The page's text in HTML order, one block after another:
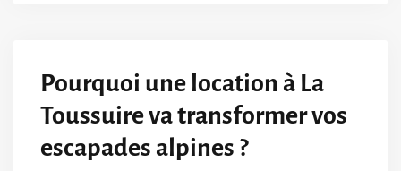
Pourquoi une location à La
Toussuire va transformer vos
escapades alpines ?